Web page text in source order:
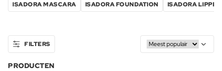
ISADORA MASCARA ISADORA FOUNDATION ISADORA
FILTERS
PRODUCTEN